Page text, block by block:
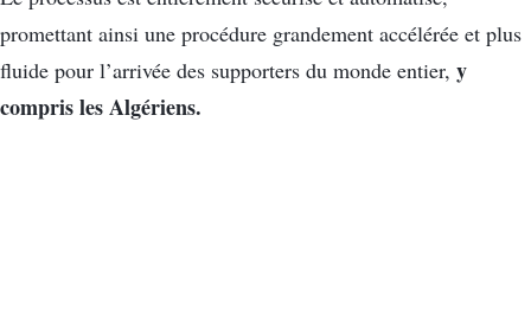
promettant ainsi une procédure grandement accélérée et plus
fluide pour l’arrivée des supporters du monde entier, y
compris les Algériens.